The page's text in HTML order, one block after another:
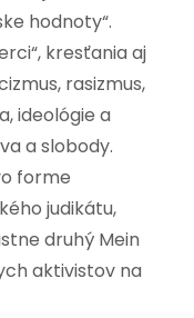
hodnoty“.
kresťania aj
rasizmus,
ideológie a
a slobody.
forme
judikátu,
druhý Mein
aktivistov na